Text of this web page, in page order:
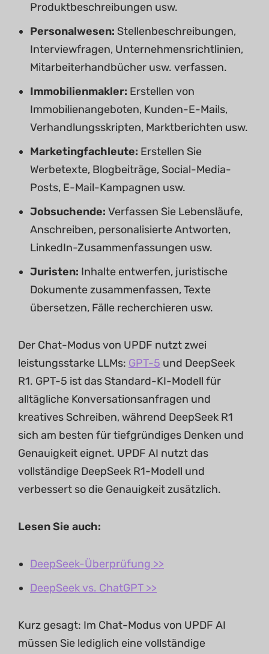
Produktbeschreibungen usw.
Personalwesen: Stellenbeschreibungen,
Interviewfragen, Unternehmensrichtlinien,
Mitarbeiterhandbücher usw. verfassen.
Immobilienmakler: Erstellen von
Immobilienangeboten, Kunden-E-Mails,
Verhandlungsskripten, Marktberichten usw.
Marketingfachleute: Erstellen Sie
Werbetexte, Blogbeiträge, Social-Media-
Posts, E-Mail-Kampagnen usw.
Jobsuchende: Verfassen Sie Lebensläufe,
Anschreiben, personalisierte Antworten,
LinkedIn-Zusammenfassungen usw.
Juristen: Inhalte entwerfen, juristische
Dokumente zusammenfassen, Texte
übersetzen, Fälle recherchieren usw.
Der Chat-Modus von UPDF nutzt zwei
leistungsstarke LLMs: GPT-5 und DeepSeek
R1. GPT-5 ist das Standard-KI-Modell für
alltägliche Konversationsanfragen und
kreatives Schreiben, während DeepSeek R1
sich am besten für tiefgründiges Denken und
Genauigkeit eignet. UPDF AI nutzt das
vollständige DeepSeek R1-Modell und
verbessert so die Genauigkeit zusätzlich.
Lesen Sie auch:
DeepSeek-Überprüfung >>
DeepSeek vs. ChatGPT >>
Kurz gesagt: Im Chat-Modus von UPDF AI
müssen Sie lediglich eine vollständige